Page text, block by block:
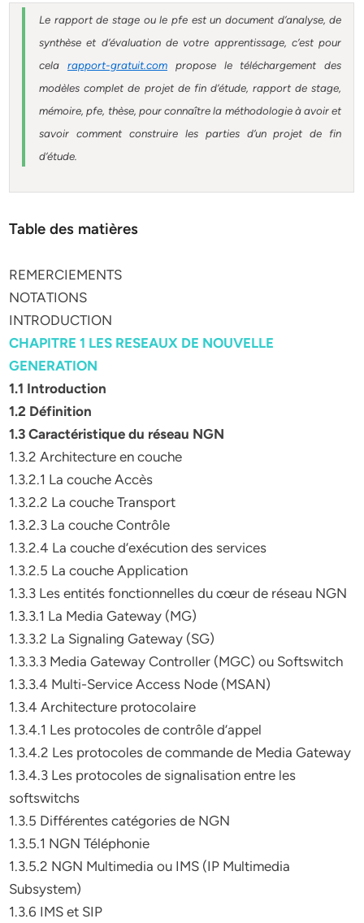
Le rapport de stage ou le pfe est un document d’analyse, de
synthèse et d’évaluation de votre apprentissage, c’est pour
celarapport-gratuit.com propose le téléchargement des
modèles complet de projet de fin d’étude, rapport de stage,
mémoire, pfe, thèse, pour connaître la méthodologie à avoir et
savoir comment construire les parties d’un projet de fin
d’étude.
Table des matières
REMERCIEMENTS
NOTATIONS
INTRODUCTION
CHAPITRE 1 LES RESEAUX DE NOUVELLE
GENERATION
1.1 Introduction
1.2 Définition
1.3 Caractéristique du réseau NGN
1.3.2 Architecture en couche
1.3.2.1 La couche Accès
1.3.2.2 La couche Transport
1.3.2.3 La couche Contrôle
1.3.2.4 La couche d’exécution des services
1.3.2.5 La couche Application
1.3.3 Les entités fonctionnelles du cœur de réseau NGN
1.3.3.1 La Media Gateway (MG)
1.3.3.2 La Signaling Gateway (SG)
1.3.3.3 Media Gateway Controller (MGC) ou Softswitch
1.3.3.4 Multi-Service Access Node (MSAN)
1.3.4 Architecture protocolaire
1.3.4.1 Les protocoles de contrôle d’appel
1.3.4.2 Les protocoles de commande de Media Gateway
1.3.4.3 Les protocoles de signalisation entre les
softswitchs
1.3.5 Différentes catégories de NGN
1.3.5.1 NGN Téléphonie
1.3.5.2 NGN Multimedia ou IMS (IP Multimedia
Subsystem)
1.3.6 IMS et SIP